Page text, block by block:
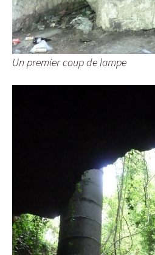
Un premier coup de lampe